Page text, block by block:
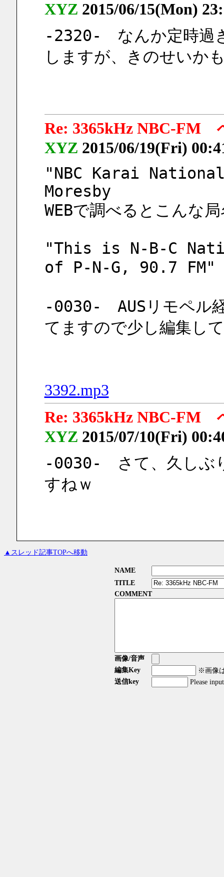
XYZ 2015/06/15(Mon)
-2320-　なんか定時過
しますが、きのせいか
Re: 3365kHz NBC-FM
XYZ 2015/06/19(Fri)
"NBC Karai
Moresby
WEBで調べるとこんな
"This is N-B-C
of P-N-G, 90.7 FM"
-0030-　AUSリモペル
てますので少し編集し
3392.mp3
Re: 3365kHz NBC-FM
XYZ 2015/07/10(Fri)
-0030-　さて、久しぶ
すねｗ
▲スレッド記事TOPへ移動
NAME
TITLE
COMMENT
画像/音声
編集Key
※画像
送信key
Please